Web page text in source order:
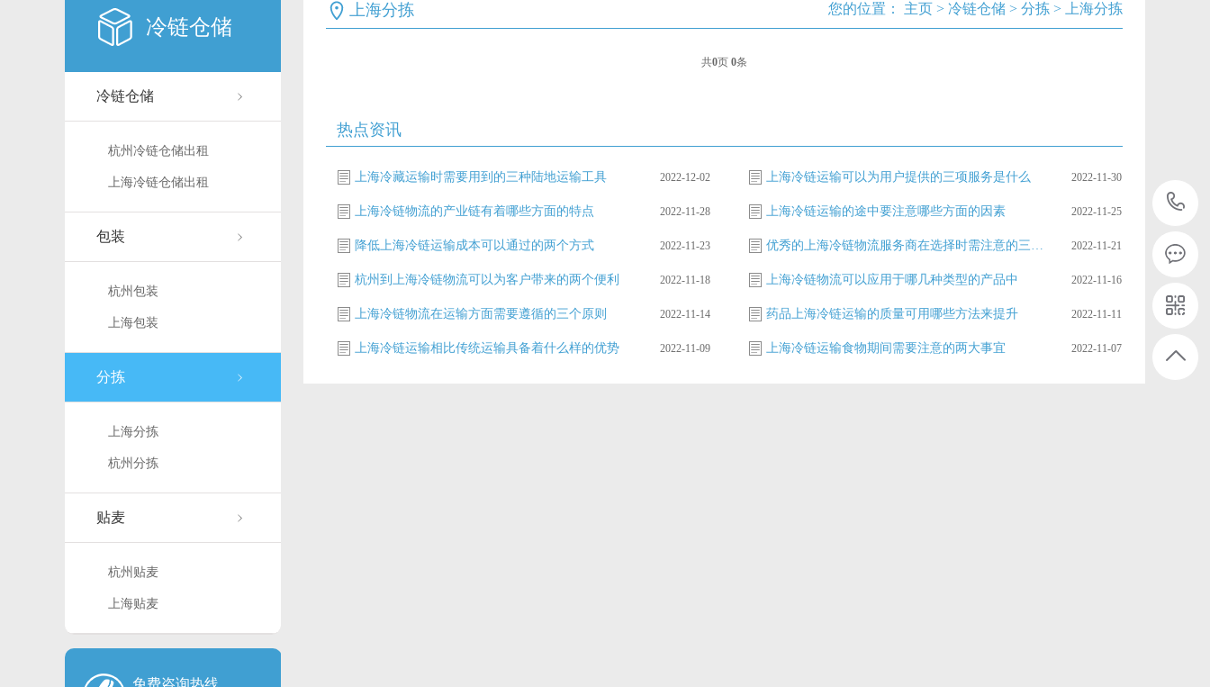
冷链仓储
冷链仓储
杭州冷链仓储出租
上海冷链仓储出租
包装
杭州包装
上海包装
分拣
上海分拣
杭州分拣
贴麦
杭州贴麦
上海贴麦
免费咨询热线
上海分拣 您的位置： 主页 > 冷链仓储 > 分拣 > 上海分拣
共0页 0条
热点资讯
上海冷藏运输时需要用到的三种陆地运输工具 2022-12-02 上海冷链运输可以为用户提供的三项服务是什么 2022-11-30
上海冷链物流的产业链有着哪些方面的特点 2022-11-28 上海冷链运输的途中要注意哪些方面的因素 2022-11-25
降低上海冷链运输成本可以通过的两个方式 2022-11-23 优秀的上海冷链物流服务商在选择时需注意的三方面 2022-11-21
杭州到上海冷链物流可以为客户带来的两个便利 2022-11-18 上海冷链物流可以应用于哪几种类型的产品中 2022-11-16
上海冷链物流在运输方面需要遵循的三个原则 2022-11-14 药品上海冷链运输的质量可用哪些方法来提升 2022-11-11
上海冷链运输相比传统运输具备着什么样的优势 2022-11-09 上海冷链运输食物期间需要注意的两大事宜 2022-11-07